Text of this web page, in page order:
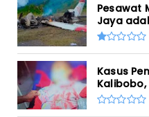
Pesawat
Jaya
Kasus
Kalibobo,